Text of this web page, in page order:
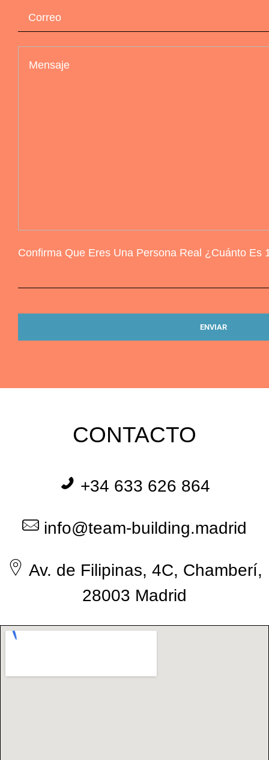
Confirma Que Eres Una Persona Real ¿Cuánto Es
CONTACTO
+34 633 626 864
info@team-building.madrid
Av. de Filipinas, 4C, Chamberí,
28003 Madrid